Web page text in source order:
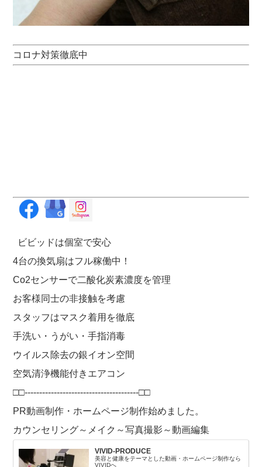
コロナ対策徹底中
ビビッドは個室で安心
4台の換気扇はフル稼働中！
Co2センサーで二酸化炭素濃度を管理
お客様同士の非接触を考慮
スタッフはマスク着用を徹底
手洗い・うがい・手指消毒
ウイルス除去の銀イオン空間
空気清浄機能付きエアコン
□□---------------------------------------□□
PR動画制作・ホームページ制作始めました。
カウンセリング～メイク～写真撮影～動画編集
VIVID-PRODUCE
美容と健康をテーマとした動画・ホームページ制作なら
VIVIDへ